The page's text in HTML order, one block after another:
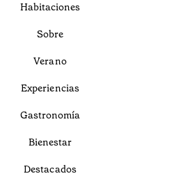
Habitaciones
Sobre
Verano
Experiencias
Gastronomía
Bienestar
Destacados